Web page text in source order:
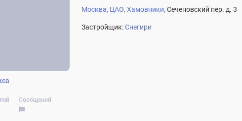
Сообщений
Москва, ЦАО, Хамовники, Сеченовский пер. д. 3
Застройщик:Снегири